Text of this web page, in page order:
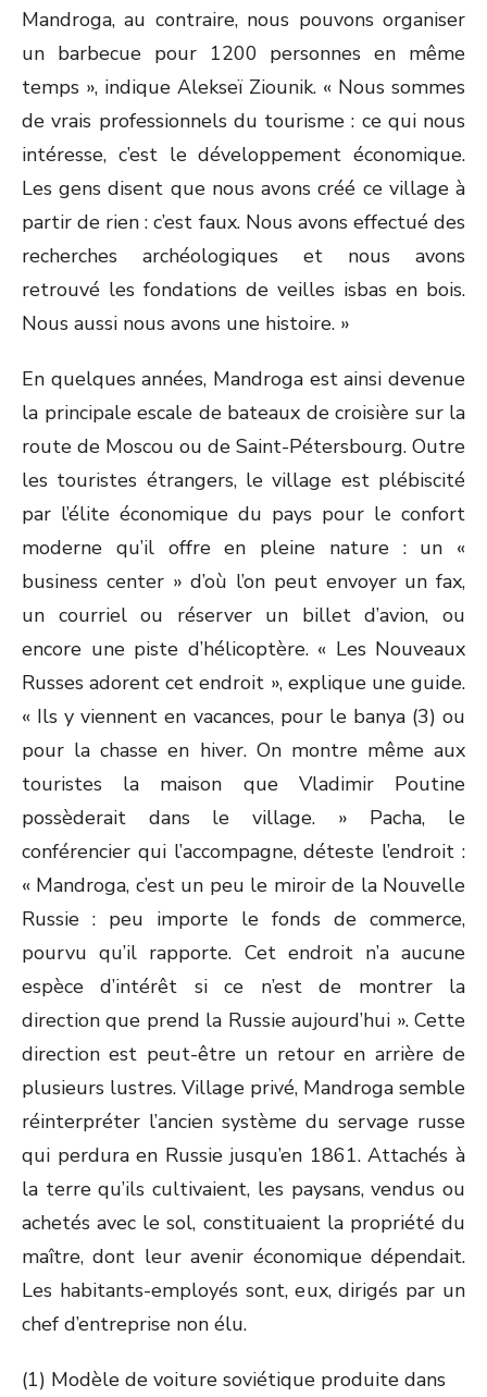
Mandroga, au contraire, nous pouvons organiser
un barbecue pour 1200 personnes en même
temps », indique Alekseï Ziounik. « Nous sommes
de vrais professionnels du tourisme : ce qui nous
intéresse, c’est le développement économique.
Les gens disent que nous avons créé ce village à
partir de rien : c’est faux. Nous avons effectué des
recherches archéologiques et nous avons
retrouvé les fondations de veilles isbas en bois.
Nous aussi nous avons une histoire. »
En quelques années, Mandroga est ainsi devenue
la principale escale de bateaux de croisière sur la
route de Moscou ou de Saint-Pétersbourg. Outre
les touristes étrangers, le village est plébiscité
par l’élite économique du pays pour le confort
moderne qu’il offre en pleine nature : un «
business center » d’où l’on peut envoyer un fax,
un courriel ou réserver un billet d’avion, ou
encore une piste d’hélicoptère. « Les Nouveaux
Russes adorent cet endroit », explique une guide.
« Ils y viennent en vacances, pour le banya (3) ou
pour la chasse en hiver. On montre même aux
touristes la maison que Vladimir Poutine
possèderait dans le village. » Pacha, le
conférencier qui l’accompagne, déteste l’endroit :
« Mandroga, c’est un peu le miroir de la Nouvelle
Russie : peu importe le fonds de commerce,
pourvu qu’il rapporte. Cet endroit n’a aucune
espèce d’intérêt si ce n’est de montrer la
direction que prend la Russie aujourd’hui ». Cette
direction est peut-être un retour en arrière de
plusieurs lustres. Village privé, Mandroga semble
réinterpréter l’ancien système du servage russe
qui perdura en Russie jusqu’en 1861. Attachés à
la terre qu’ils cultivaient, les paysans, vendus ou
achetés avec le sol, constituaient la propriété du
maître, dont leur avenir économique dépendait.
Les habitants-employés sont, eux, dirigés par un
chef d’entreprise non élu.
(1) Modèle de voiture soviétique produite dans